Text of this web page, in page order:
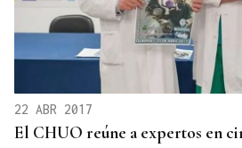
22 ABR 2017
El CHUO reúne a expertos en